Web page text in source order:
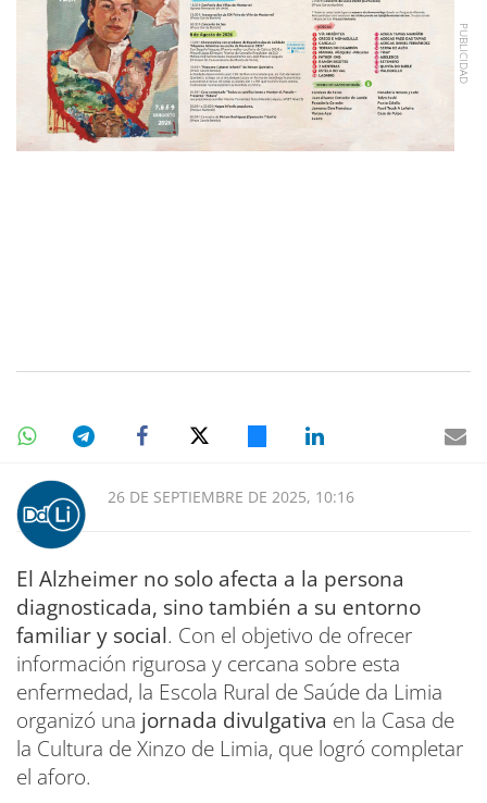
26 DE SEPTIEMBRE DE 2025, 10:16
El Alzheimer no solo afecta a la persona
diagnosticada, sino también a su entorno
familiar y social. Con el objetivo de ofrecer
información rigurosa y cercana sobre esta
enfermedad, la Escola Rural de Saúde da Limia
organizó una jornada divulgativa en la Casa de
la Cultura de Xinzo de Limia, que logró completar
el aforo.